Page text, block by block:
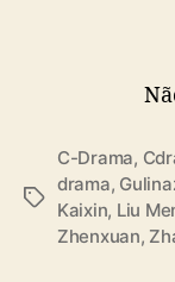
— cdrama
T
C-Drama,
drama,
Kaixin, Liu
Zhenxuan,